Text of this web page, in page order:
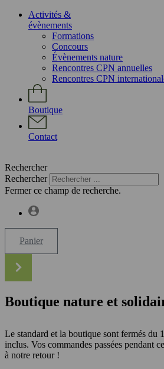
Activités &
évènements
Formations
Concours
Évènements nature
Rencontres CPN annuelles
Rencontres CPN
Boutique
Contact
Rechercher
Rechercher
Fermer ce champ de recherche.
Panier
Boutique nature et
Le standard et la boutique sont fermés du
inclus. Vos commandes passées pendant
à notre retour !